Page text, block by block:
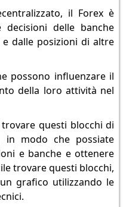
il Forex è
delle banche
dalle posizioni di altre
possono influenzare il
della loro attività nel
questi blocchi di
modo che possiate
e banche e ottenere
trovare questi blocchi,
grafico utilizzando le